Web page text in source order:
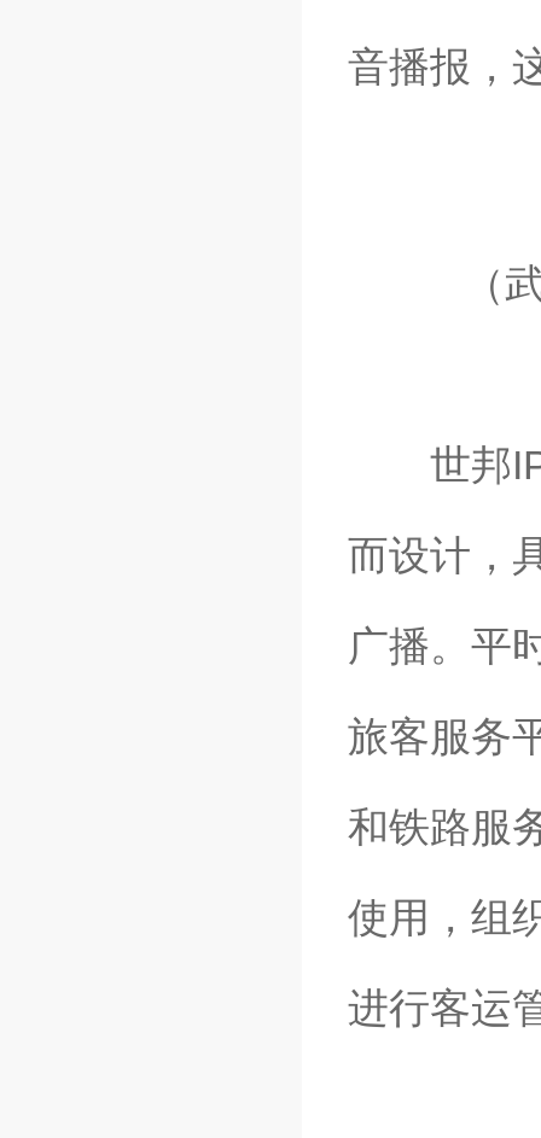
音播报，
（武
世邦IP
而设计，
广播。平
旅客服务
和铁路服
使用，组
进行客运